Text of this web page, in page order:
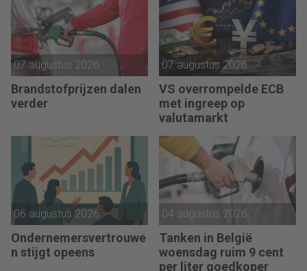
07 augustus 2026
Brandstofprijzen dalen
verder
07 augustus 2026
VS overrompelde ECB
met ingreep op
valutamarkt
06 augustus 2026
Ondernemersvertrouwe
n stijgt opeens
04 augustus 2026
Tanken in België
woensdag ruim 9 cent
per liter goedkoper